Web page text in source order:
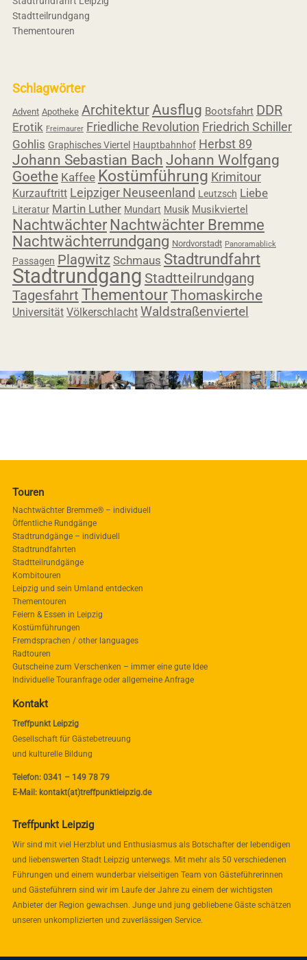
Stadtteilrundgang
Thementouren
Schlagwörter
Advent Apotheke Architektur Ausflug Bootsfahrt DDR
Erotik Freimaurer Friedliche Revolution Friedrich Schiller
Gohlis Graphisches Viertel Hauptbahnhof Herbst 89
Johann Sebastian Bach Johann Wolfgang
Goethe Kaffee Kostümführung Krimitour
Kurzauftritt Leipziger Neuseenland Leutzsch Liebe
Literatur Martin Luther Mundart Musik Musikviertel
NachtwächterNachtwächter Bremme
Nachtwächterrundgang Nordvorstadt Panoramablick
Passagen Plagwitz Schmaus Stadtrundfahrt
Stadtrundgang Stadtteilrundgang
Tagesfahrt ThementourThomaskirche
Universität Völkerschlacht Waldstraßenviertel
Touren
Nachtwächter Bremme® – individuell
Öffentliche Rundgänge
Stadtrundgänge – individuell
Stadtrundfahrten
Stadtteilrundgänge
Kombitouren
Leipzig und sein Umland entdecken
Thementouren
Feiern & Essen in Leipzig
Kostümführungen
Fremdsprachen / other languages
Radtouren
Gutscheine zum Verschenken – immer eine gute Idee
Individuelle Touranfrage oder allgemeine Anfrage
Kontakt
Treffpunkt Leipzig
Gesellschaft für Gästebetreuung
und kulturelle Bildung
Telefon: 0341 – 149 78 79
E-Mail: kontakt(at)treffpunktleipzig.de
Treffpunkt Leipzig
Wir sind mit viel Herzblut und Enthusiasmus als Botschafter der lebendigen
und liebenswerten Stadt Leipzig unterwegs. Mit mehr als 50 verschiedenen
Führungen und einem wunderbar vielseitigen Team von Gästeführerinnen
und Gästeführern sind wir im Laufe der Jahre zu einem der wichtigsten
Anbieter der Region gewachsen. Junge und jung gebliebene Gäste schätzen
unseren unkomplizierten und zuverlässigen Service.